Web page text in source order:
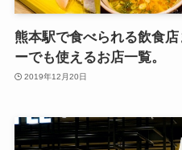
熊本駅で食べられる飲食
ーでも使えるお店一覧。
2019年12月20日